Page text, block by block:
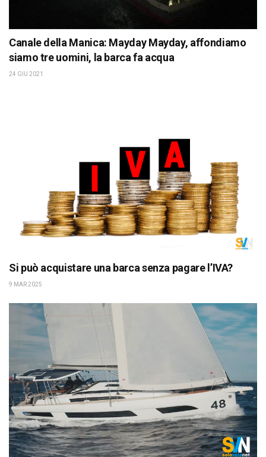
Canale della Manica: Mayday Mayday, affondiamo
siamo tre uomini, la barca fa acqua
24 GIU 2021
Si può acquistare una barca senza pagare l’IVA?
9 MAR 2025